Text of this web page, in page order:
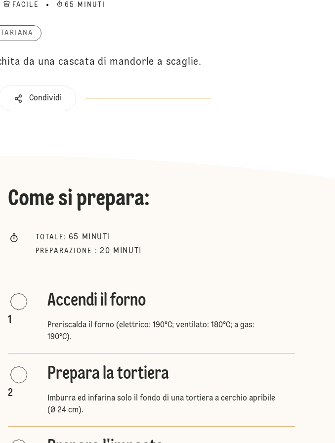
FACILE 65 MINUTI
da una cascata di mandorle a scaglie.
Condividi
Come si prepara:
TOTALE : 65 MINUTI
PREPARAZIONE : 20 MINUTI
1
Accendi il forno
Preriscalda il forno (elettrico: 190°C; ventilato: 180°C; a gas:
190°C).
2
Prepara la tortiera
Imburra ed infarina solo il fondo di una tortiera a cerchio apribile
(Ø 24 cm).